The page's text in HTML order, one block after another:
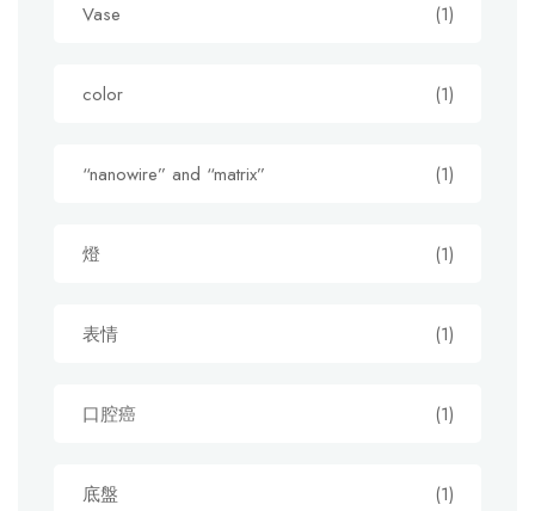
Vase (1)
color (1)
“nanowire” and “matrix” (1)
燈 (1)
表情 (1)
口腔癌 (1)
底盤 (1)